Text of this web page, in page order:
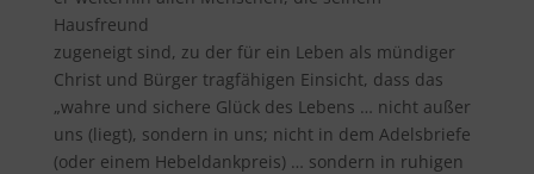
Hausfreund
zugeneigt sind, zu der für ein Leben als mündiger
Christ und Bürger tragfähigen Einsicht, dass das
„wahre und sichere Glück des Lebens … nicht außer
uns (liegt), sondern in uns; nicht in dem Adelsbriefe
(oder einem Hebeldankpreis) … sondern in ruhigen